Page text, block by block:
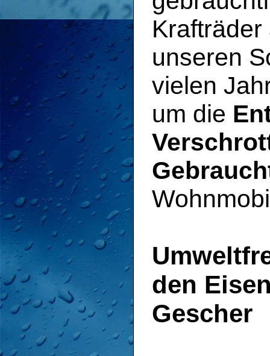
Krafträder
unseren
vielen
um die
den
Gescher